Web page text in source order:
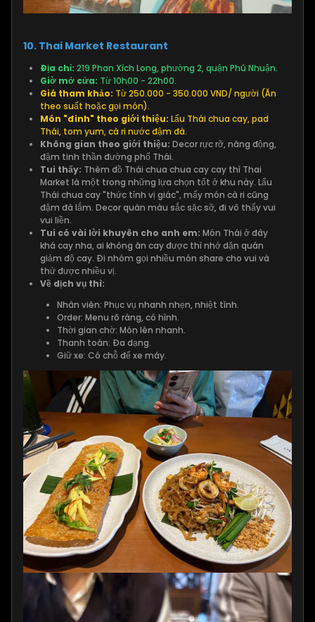
10. Thai Market Restaurant
Địa chỉ: 219 Phan Xích Long, phường 2, quận Phú Nhuận.
Giờ mở cửa: Từ 10h00 - 22h00.
Giá tham khảo: Từ 250.000 - 350.000 VND/ người (Ăn
theo suất hoặc gọi món).
Món "đinh" theo giới thiệu: Lẩu Thái chua cay, pad
Thái, tom yum, cà ri nước đậm đà.
Không gian theo giới thiệu: Decor rực rỡ, năng động,
đậm tinh thần đường phố Thái.
Tui thấy: Thèm đồ Thái chua chua cay cay thì Thai
Market là một trong những lựa chọn tốt ở khu này. Lẩu
Thái chua cay "thức tỉnh vị giác", mấy món cà ri cũng
đậm đà lắm. Decor quán màu sắc sặc sỡ, đi vô thấy vui
vui liền.
Tui có vài lời khuyên cho anh em: Món Thái ở đây
khá cay nha, ai không ăn cay được thì nhớ dặn quán
giảm độ cay. Đi nhóm gọi nhiều món share cho vui và
thử được nhiều vị.
Về dịch vụ thì:
Nhân viên: Phục vụ nhanh nhẹn, nhiệt tình.
Order: Menu rõ ràng, có hình.
Thời gian chờ: Món lên nhanh.
Thanh toán: Đa dạng.
Giữ xe: Có chỗ để xe máy.